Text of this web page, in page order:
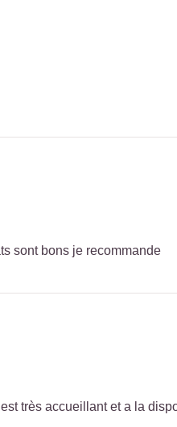
sont bons je recommande
très accueillant et a la